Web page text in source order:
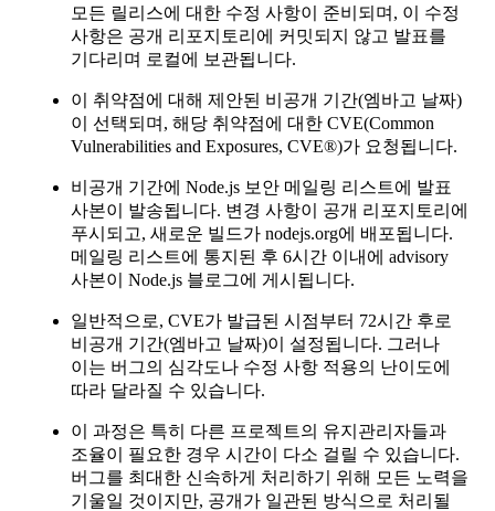
모든 릴리스에 대한 수정 사항이 준비되며, 이 수정
사항은 공개 리포지토리에 커밋되지 않고 발표를
기다리며 로컬에 보관됩니다.
이 취약점에 대해 제안된 비공개 기간(엠바고 날짜)
이 선택되며, 해당 취약점에 대한 CVE(Common
Vulnerabilities and Exposures, CVE®)가 요청됩니다.
비공개 기간에 Node.js 보안 메일링 리스트에 발표
사본이 발송됩니다. 변경 사항이 공개 리포지토리에
푸시되고, 새로운 빌드가 nodejs.org에 배포됩니다.
메일링 리스트에 통지된 후 6시간 이내에 advisory
사본이 Node.js 블로그에 게시됩니다.
일반적으로, CVE가 발급된 시점부터 72시간 후로
비공개 기간(엠바고 날짜)이 설정됩니다. 그러나
이는 버그의 심각도나 수정 사항 적용의 난이도에
따라 달라질 수 있습니다.
이 과정은 특히 다른 프로젝트의 유지관리자들과
조율이 필요한 경우 시간이 다소 걸릴 수 있습니다.
버그를 최대한 신속하게 처리하기 위해 모든 노력을
기울일 것이지만, 공개가 일관된 방식으로 처리될